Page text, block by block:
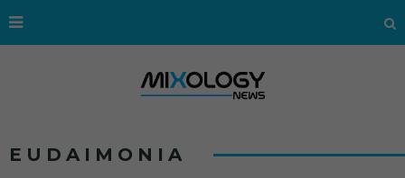
EUDAIMONIA